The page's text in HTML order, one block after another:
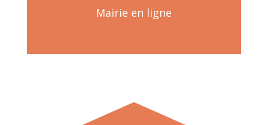
Mairie en ligne